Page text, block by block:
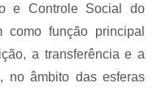
e Controle Social do
função principal
a transferência e a
no âmbito das esferas